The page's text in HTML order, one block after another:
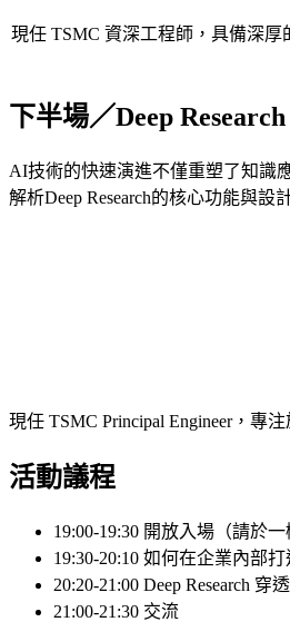
現任 TSMC 資深工程師，具備深
下半場／Deep
AI技術的快速演進不僅重塑了知識
解析Deep Research的核心功能與
現任 TSMC Principal Engineer，專
活動議程
19:00-19:30 開放入場（請於
19:30-20:10 如何在企業內部
20:20-21:00 Deep Research
21:00-21:30 交流